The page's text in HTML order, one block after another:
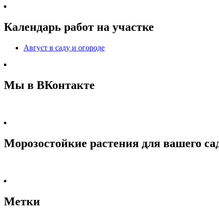
Календарь работ на участке
Август в саду и огороде
Мы в ВКонтакте
Морозостойкие растения для вашего
Метки